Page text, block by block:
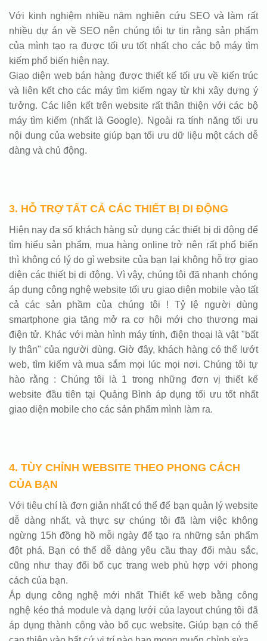
Với kinh nghiệm nhiều năm nghiên cứu SEO và làm rất
nhiều dự án về SEO nên chúng tôi tự tin rằng sản phẩm
của mình tạo ra được tối ưu tốt nhất cho các bộ máy tìm
kiếm phổ biến hiện nay.
Giao diện web bán hàng được thiết kế tối ưu về kiến trúc
và liên kết cho các máy tìm kiếm ngay từ khi xây dựng ý
tưởng. Các liên kết trên website rất thân thiện với các bộ
máy tìm kiếm (nhất là Google). Ngoài ra tính năng tối ưu
nội dung của website giúp bạn tối ưu dữ liệu một cách dễ
dàng và chủ động.
3. HỖ TRỢ TẤT CẢ CÁC THIẾT BỊ DI ĐỘNG
Hiện nay đa số khách hàng sử dụng các thiết bị di động để
tìm hiểu sản phẩm, mua hàng online trở nên rất phổ biến
thì không có lý do gì website của bạn lại không hỗ trợ giao
diện các thiết bị di động. Vì vậy, chúng tôi đã nhanh chóng
áp dụng công nghệ website tối ưu giao diện mobile vào tất
cả các sản phầm của chúng tôi ! Tỷ lệ người dùng
smartphone gia tăng mở ra cơ hội mới cho thương mại
điện tử. Khác với màn hình máy tính, điện thoại là vật "bất
ly thân" của người dùng. Giờ đây, khách hàng có thể lướt
web, tìm kiếm và mua sắm mọi lúc mọi nơi. Chúng tôi tự
hào rằng : Chúng tôi là 1 trong những đơn vị thiết kế
website đầu tiên tại Quảng Bình áp dụng tối ưu tốt nhất
giao diện mobile cho các sản phẩm mình làm ra.
4. TÙY CHỈNH WEBSITE THEO PHONG CÁCH
CỦA BẠN
Với tiêu chí là đơn giản nhất có thể để bạn quản lý website
dễ dàng nhất, và thực sự chúng tôi đã làm việc không
ngừng 15h đồng hồ mỗi ngày để tạo ra những sản phẩm
đột phá. Bạn có thể dễ dàng yêu cầu thay đổi màu sắc,
cũng như thay đổi bố cục trang web phù hợp với phong
cách của bạn.
Áp dụng công nghệ mới nhất Thiết kế web bằng công
nghệ kéo thả module và dạng lưới của layout chúng tôi đã
áp dụng thành công vào bố cục website. Giúp bạn có thể